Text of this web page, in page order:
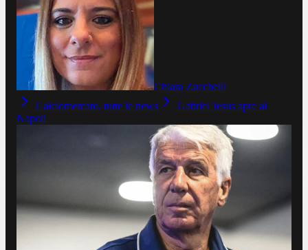
Chiara Zucchelli
Calciomercato, tutte le news
Gabriel Jesus apre al
Napoli